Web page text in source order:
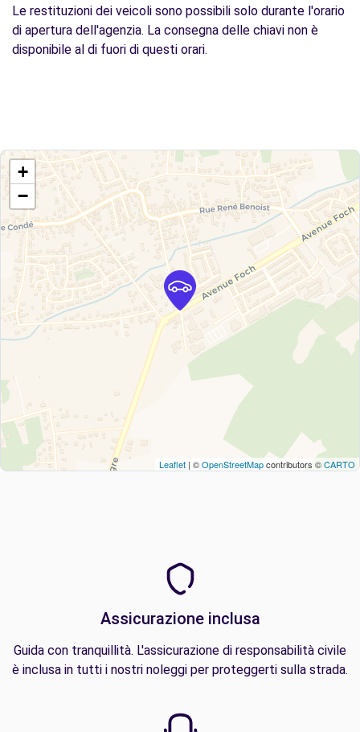
Le restituzioni dei veicoli sono possibili solo durante l'orario
di apertura dell'agenzia. La consegna delle chiavi non è
disponibile al di fuori di questi orari.
+
−
Leaflet | ©OpenStreetMapcontributors ©CARTO
Assicurazione inclusa
Guida con tranquillità. L'assicurazione di responsabilità civile
è inclusa in tutti i nostri noleggi per proteggerti sulla strada.